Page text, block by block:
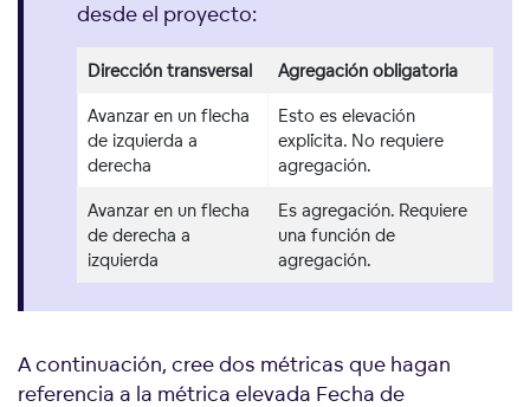
desde el proyecto:
Dirección transversal Agregación obligatoria
Avanzar en un flecha
de izquierda a
derecha
Esto es elevación
explícita. No requiere
agregación.
Avanzar en un flecha
de derecha a
izquierda
Es agregación. Requiere
una función de
agregación.
A continuación, cree dos métricas que hagan
referencia a la métrica elevada Fecha de